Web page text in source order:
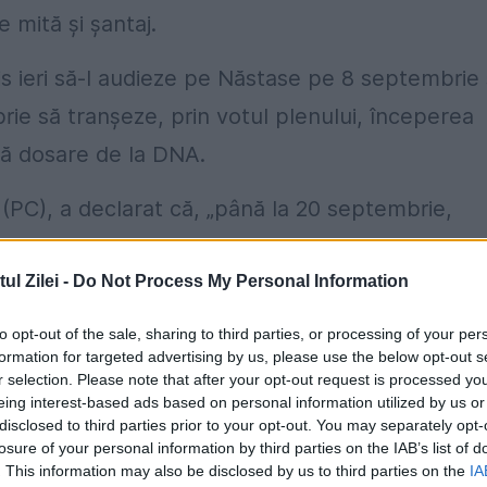
Zilei - Do Not Process My Personal Information
opt-out of the sale, sharing to third parties, or processing of your
for targeted advertising by us, please use the below opt-out
selection. Please note that after your opt-out request is processed
interest-based ads based on personal information utilized by us
to third parties prior to your opt-out. You may separately
of your personal information by third parties on the IAB’s list of
This information may also be disclosed by us to third parties on the
mită şi şantaj.
ieri să-l audieze pe Năstase pe 8 septembrie
să tranşeze, prin votul plenului, începerea
dosare de la DNA.
a declarat că, „până la 20 septembrie,
îşi face treaba în perioada pe care a
(PDL), a fost desfiinţată subcomisia de
oricum este unul politic, iar studiul şi
votului final.
de acum e că, în loc să fie şapte puncte